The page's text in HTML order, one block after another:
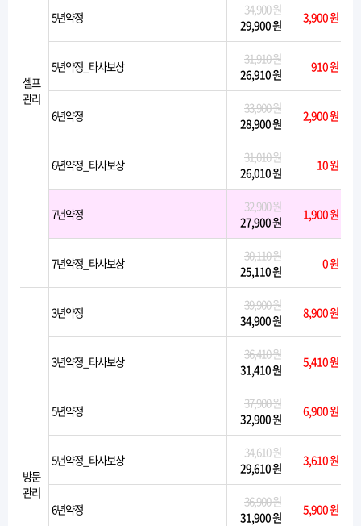
셀프
관리
5년약정
34,900 원
29,900 원
3,900 원
5년약정_타사보상
31,910 원
26,910 원
910 원
6년약정
33,900 원
28,900 원
2,900 원
6년약정_타사보상
31,010 원
26,010 원
10 원
7년약정
32,900 원
27,900 원
1,900 원
7년약정_타사보상
30,110 원
25,110 원
0 원
방문
관리
3년약정
39,900 원
34,900 원
8,900 원
3년약정_타사보상
36,410 원
31,410 원
5,410 원
5년약정
37,900 원
32,900 원
6,900 원
5년약정_타사보상
34,610 원
29,610 원
3,610 원
6년약정
36,900 원
31,900 원
5,900 원